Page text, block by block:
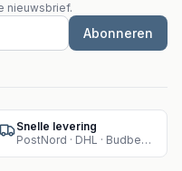
nieuwsbrief.
Abonneren
Snelle levering
PostNord · DHL · Budbee · Instabox